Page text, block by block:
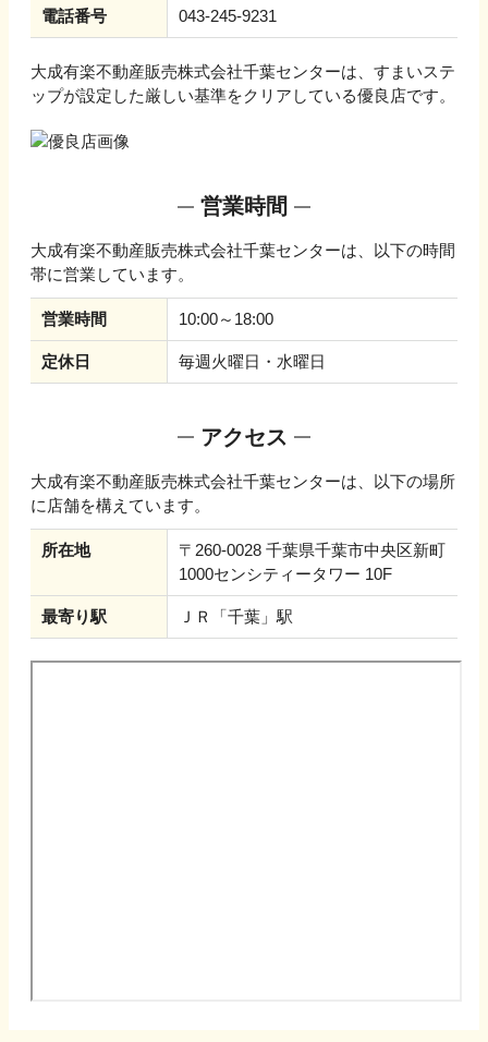
電話番号 043-245-9231
大成有楽不動産販売株式会社千葉センターは、すまいステ
ップが設定した厳しい基準をクリアしている優良店です。
営業時間
大成有楽不動産販売株式会社千葉センターは、以下の時間
帯に営業しています。
営業時間 10:00～18:00
定休日 毎週火曜日・水曜日
アクセス
大成有楽不動産販売株式会社千葉センターは、以下の場所
に店舗を構えています。
所在地
〒260-0028 千葉県千葉市中央区新町
1000センシティータワー 10F
最寄り駅 ＪＲ「千葉」駅